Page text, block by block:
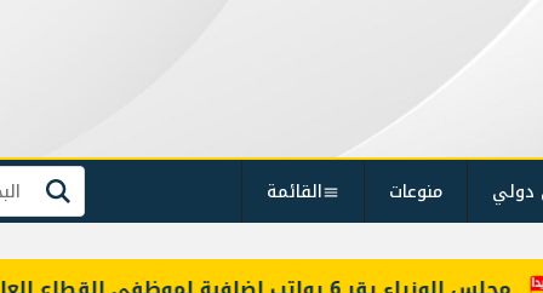
دولي منوعات القائمة بحث